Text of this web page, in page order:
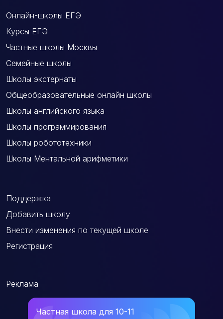
Онлайн-школы ЕГЭ
Курсы ЕГЭ
Частные школы Москвы
Семейные школы
Школы экстернаты
Общеобразовательные онлайн школы
Школы английского языка
Школы программирования
Школы робототехники
Школы Ментальной арифметики
Поддержка
Добавить школу
Внести изменения по текущей школе
Регистрация
Реклама
Частная школа для 10-11